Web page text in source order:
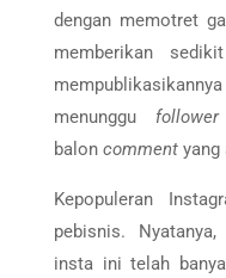
dengan memotret
memberikan
menunggu follower
balon commentyang
Kepopuleran
pebisnis.
insta ini telah